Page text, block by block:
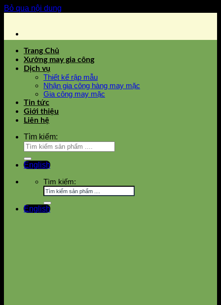
Bỏ qua nội dung
Trang Chủ
Xưởng may gia công
Dịch vụ
Thiết kế rập mẫu
Nhận gia công hàng may mặc
Gia công may mặc
Tin tức
Giới thiệu
Liên hệ
Tìm kiếm:
English
Tìm kiếm:
English